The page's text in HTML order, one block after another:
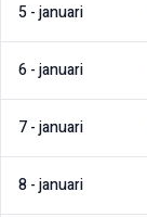
5-januari
6-januari
7-januari
8-januari